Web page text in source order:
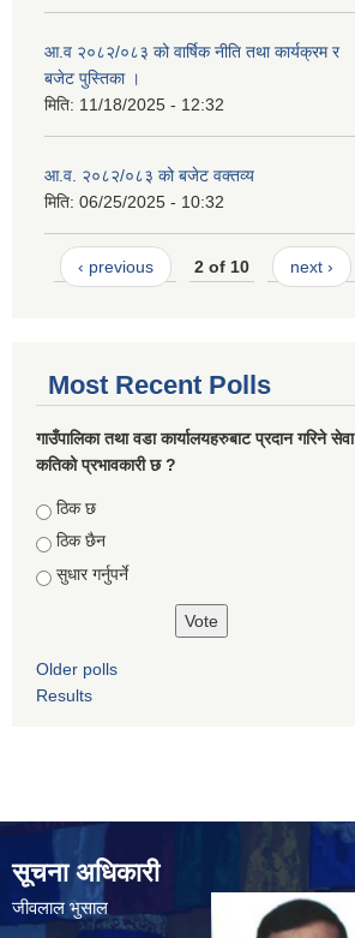
आ.व २०८२/०८३ को वार्षिक नीति तथा कार्यक्रम र
बजेट पुस्तिका ।
मिति: 11/18/2025 - 12:32
आ.व. २०८२/०८३ को बजेट वक्तव्य
मिति: 06/25/2025 - 10:32
‹ previous 2 of 10 next ›
Most Recent Polls
गाउँपालिका तथा वडा कार्यालयहरुबाट प्रदान गरिने सेवा
कतिको प्रभावकारी छ ?
Choices
ठिक छ
ठिक छैन
सुधार गर्नुपर्ने
Older polls
Results
सूचना अधिकारी
जीवलाल भुसाल